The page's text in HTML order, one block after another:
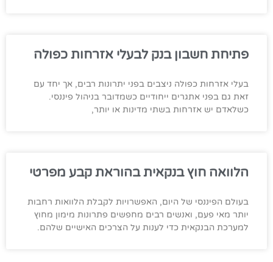
פתיחת חשבון בנק לבעלי אזרחות כפולה
בעלי אזרחות כפולה ניצבים בפני יתרונות רבים, אך יחד עם
זאת גם בפני אתגרים ייחודיים כשמדובר בניהול פיננסי.
כשלאדם יש אזרחות בשתי מדינות או יותר,
הלוואה חוץ בנקאית בהוראת קבע מפרטי
בעולם הפיננסי של היום, האפשרויות לקבלת הלוואות רחבות
יותר מאי פעם, ואנשים רבים מחפשים פתרונות מימון מחוץ
למערכת הבנקאית כדי לענות על הצרכים האישיים שלהם.